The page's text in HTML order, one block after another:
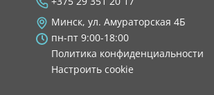
Минск, ул. Амураторская 4Б
пн-пт 9:00-18:00
Политика конфиденциальности
Настроить cookie